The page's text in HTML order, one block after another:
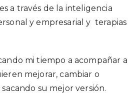
a través de la inteligencia
y empresarial y terapias
mi tiempo a acompañar a
mejorar, cambiar o
su mejor versión.